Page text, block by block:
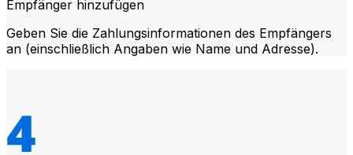
Empfänger hinzufügen
Geben Sie die Zahlungsinformationen des Empfängers
an (einschließlich Angaben wie Name und Adresse).